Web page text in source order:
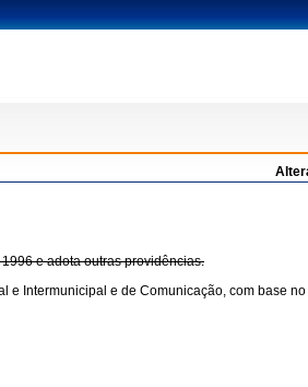
e adota outras providências.
Intermunicipal e de Comunicação, com base